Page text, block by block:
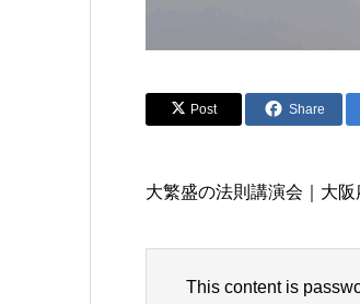
Post Share
大繁盛の法則講演会｜大
This content is